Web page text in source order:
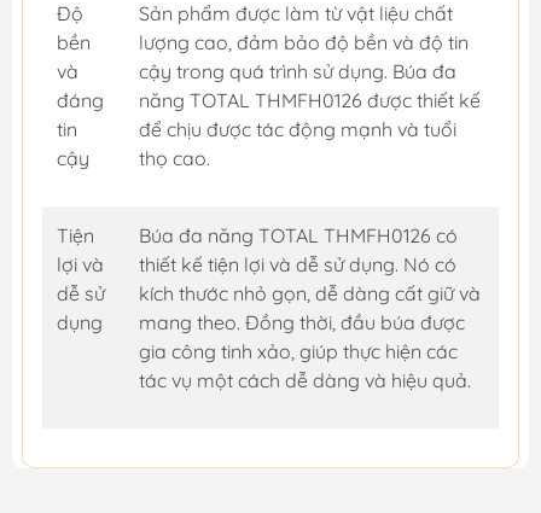
Độ
bền
và
đáng
tin
cậy
Sản phẩm được làm từ vật liệu chất
lượng cao, đảm bảo độ bền và độ tin
cậy trong quá trình sử dụng. Búa đa
năng TOTAL THMFH0126 được thiết kế
để chịu được tác động mạnh và tuổi
thọ cao.
Tiện
lợi và
dễ sử
dụng
Búa đa năng TOTAL THMFH0126 có
thiết kế tiện lợi và dễ sử dụng. Nó có
kích thước nhỏ gọn, dễ dàng cất giữ và
mang theo. Đồng thời, đầu búa được
gia công tinh xảo, giúp thực hiện các
tác vụ một cách dễ dàng và hiệu quả.